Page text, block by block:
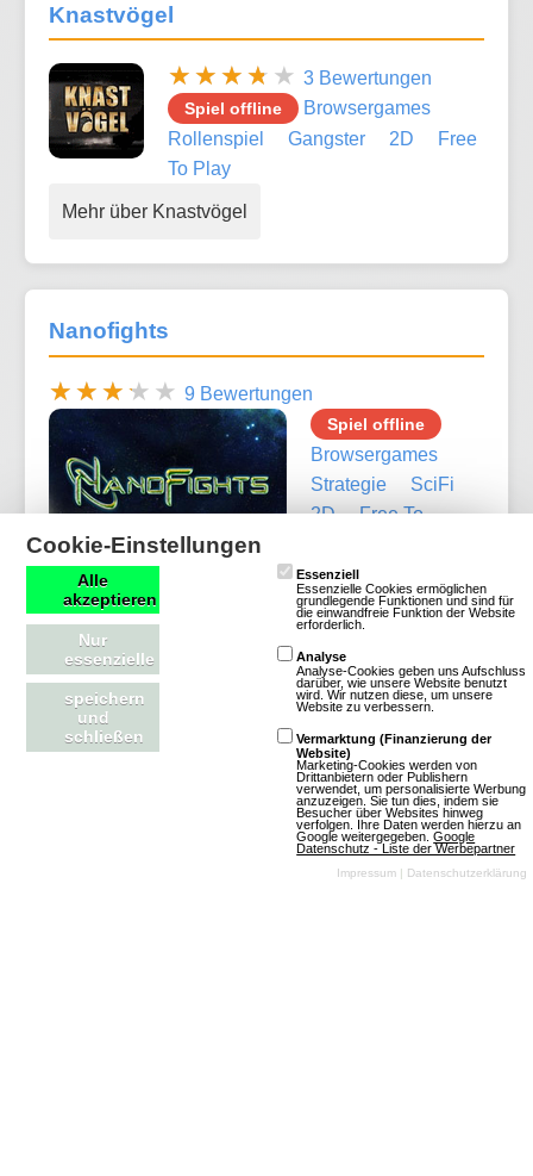
Knastvögel
3 Bewertungen
Spiel offline
Browsergames
Rollenspiel
Gangster 2D
Free
To Play
Mehr über Knastvögel
Nanofights
9 Bewertungen
Spiel offline
Browsergames
Strategie
SciFi
2D
Free To
Mehr über Nanofights
Cookie-Einstellungen
Alle
akzeptieren
Nur
essenzielle
speichern
und
schließen
Essenziell
Essenzielle Cookies ermöglichen
grundlegende Funktionen und sind für
die einwandfreie Funktion der Website
erforderlich.
Analyse
Analyse-Cookies geben uns Aufschluss
darüber, wie unsere Website benutzt
wird. Wir nutzen diese, um unsere
Website zu verbessern.
Vermarktung (Finanzierung der
Website)
Marketing-Cookies werden von
Drittanbietern oder Publishern
verwendet, um personalisierte Werbung
anzuzeigen. Sie tun dies, indem sie
Besucher über Websites hinweg
verfolgen. Ihre Daten werden hierzu an
Google weitergegeben.Google
Datenschutz - Liste der Werbepartner
Impressum Datenschutzerklärung